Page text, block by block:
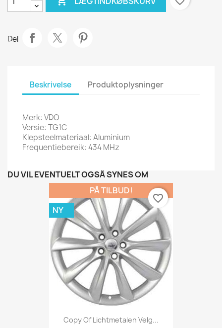
Del
Beskrivelse Produktoplysninger
Merk: VDO
Versie: TG1C
Klepsteelmateriaal: Aluminium
Frequentiebereik: 434 MHz
DU VIL EVENTUELT OGSÅ SYNES OM
Copy Of Lichtmetalen Velg...
PÅ TILBUD!
NY
favorite_border